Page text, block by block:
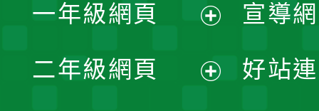
一年級網頁
開
二年級網頁
宣導
好站